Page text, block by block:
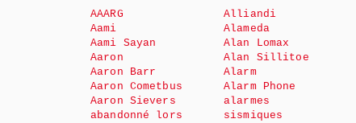
AAARG
Aami
Aami Sayan
Aaron
Aaron Barr
Aaron Cometbus
Aaron Sievers
abandonné lors
Alliandi
Alameda
Alan Lomax
Alan Sillitoe
Alarm
Alarm Phone
alarmes
sismiques